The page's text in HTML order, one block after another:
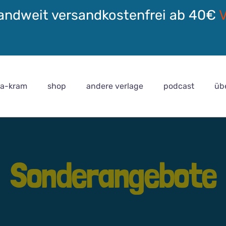
versandkostenfrei ab 40€
kram shop andere verlage podcast
Sonderangebote